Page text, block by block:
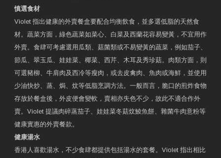
慎選食材
Violet 指出健康的外賣餐盒要配合均衡飲食，並多選低脂的天然食
材。蔬菜方面，綠色蔬菜如菜心、白菜及西蘭花容易變黃，不宜用作
外賣。食肆可考慮選用瓜類、菇菌類或不易變黃的蔬菜，例如茄子、
節瓜、翠玉瓜、娃娃菜、椰菜、西芹、木耳及秀珍菇。肉類方面，則
可選豬柳、牛肩肉及西冷等瘦肉，或去皮禽肉、魚肉或海鮮，並使用
少油快炒、蒸、焗、炆等低脂烹調方法。一般而言，脆口的煎炸食物
存放於餐盒後，外皮便會變軟，賣相亦失色不少，故此不適合作外
賣。Violet 提議肉碎蒸茄子、娃娃菜冬菇炆鯪魚餅、雜菌牛肉意粉等
健康實惠的外賣餐款。
健康湯水
香港人喜歡湯水，不少食肆都提供包括湯水的套餐。Violet 指出相比